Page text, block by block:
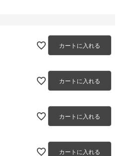
カートに入れる
カートに入れる
カートに入れる
カートに入れる